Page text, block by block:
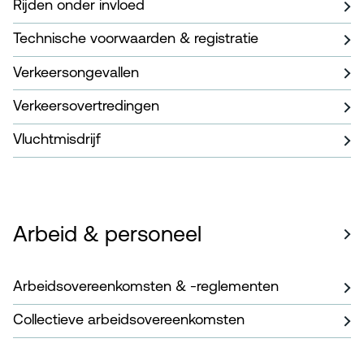
Rijden onder invloed
Technische voorwaarden & registratie
Verkeersongevallen
Verkeersovertredingen
Vluchtmisdrijf
Arbeid & personeel
Arbeidsovereenkomsten & -reglementen
Collectieve arbeidsovereenkomsten